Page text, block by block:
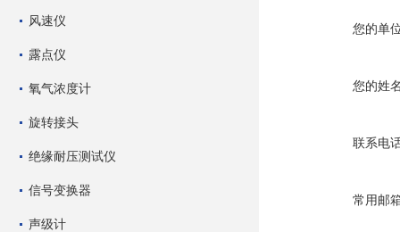
风速仪
露点仪
氧气浓度计
旋转接头
绝缘耐压测试仪
信号变换器
声级计
您的单
您的姓
联系电
常用邮